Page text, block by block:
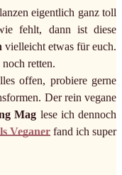
eigentlich ganz toll
fehlt, dann ist diese
vielleicht etwas für euch.
retten.
offen, probiere gerne
Der rein vegane
Mag lese ich dennoch
Veganerfand ich super